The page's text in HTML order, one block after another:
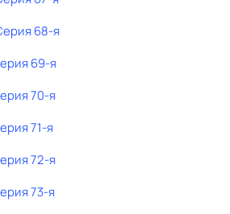
68-я
69-я
70-я
71-я
72-я
73-я